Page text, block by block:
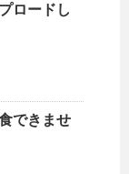
ロードし
できませ